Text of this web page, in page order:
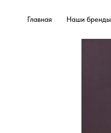
Главная Наши бренды